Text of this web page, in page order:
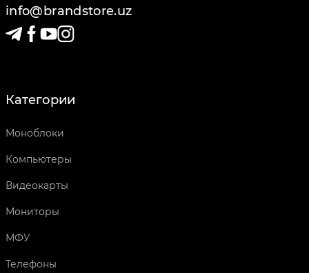
info@brandstore.uz
Категории
Моноблоки
Компьютеры
Видеокарты
Мониторы
МФУ
Телефоны